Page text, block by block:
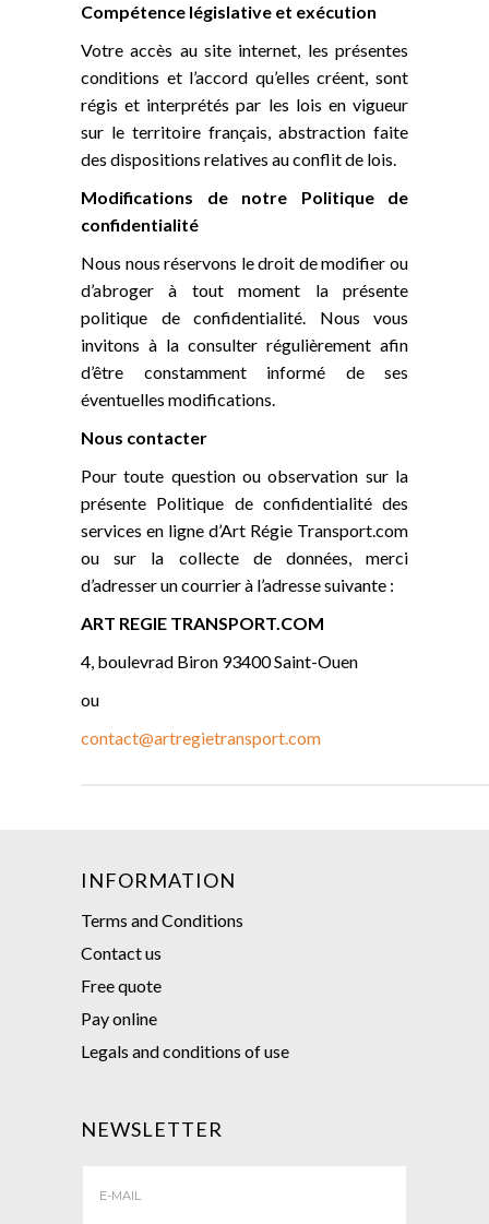
Compétence législative et exécution
Votre accès au site internet, les présentes
conditions et l’accord qu’elles créent, sont
régis et interprétés par les lois en vigueur
sur le territoire français, abstraction faite
des dispositions relatives au conflit de lois.
Modifications de notre Politique de
confidentialité
Nous nous réservons le droit de modifier ou
d’abroger à tout moment la présente
politique de confidentialité. Nous vous
invitons à la consulter régulièrement afin
d’être constamment informé de ses
éventuelles modifications.
Nous contacter
Pour toute question ou observation sur la
présente Politique de confidentialité des
services en ligne d’Art Régie Transport.com
ou sur la collecte de données, merci
d’adresser un courrier à l’adresse suivante :
ART REGIE TRANSPORT.COM
4, boulevrad Biron 93400 Saint-Ouen
ou
contact@artregietransport.com
INFORMATION
Terms and Conditions
Contact us
Free quote
Pay online
Legals and conditions of use
NEWSLETTER